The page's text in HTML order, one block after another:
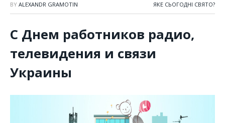
BY ALEXANDR GRAMOTIN ЯКЕ СЬОГОДНІ СВЯТО?
С Днем работников радио,
телевидения и связи
Украины